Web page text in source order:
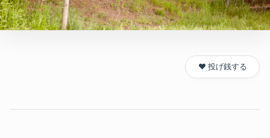
❤️ 投げ銭する